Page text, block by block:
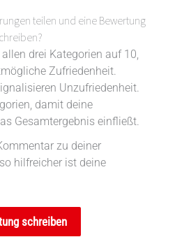
teilen und eine Bewertung
drei Kategorien auf 10,
Zufriedenheit.
Unzufriedenheit.
damit deine
Gesamtergebnis einfließt.
zu deiner
hilfreicher ist deine
schreiben